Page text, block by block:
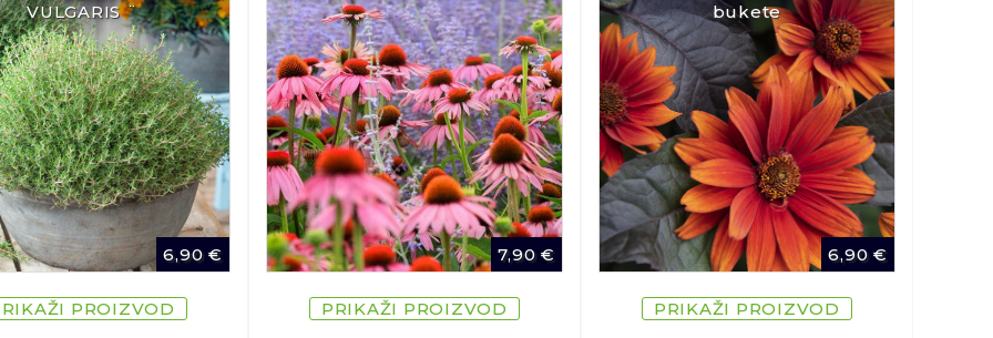
VULGARIS ¨
6,90€
PROIZVOD
7,90€
PRIKAŽI PROIZVOD
bukete
6,90€
PRIKAŽI PROIZVOD